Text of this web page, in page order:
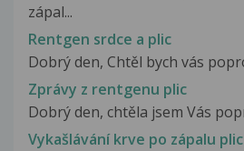
zápal...
Rentgen srdce a plic
Dobrý den, Chtěl bych vás
Zprávy z rentgenu plic
Dobrý den, chtěla jsem Vás
Vykašlávání krve po zápalu plic